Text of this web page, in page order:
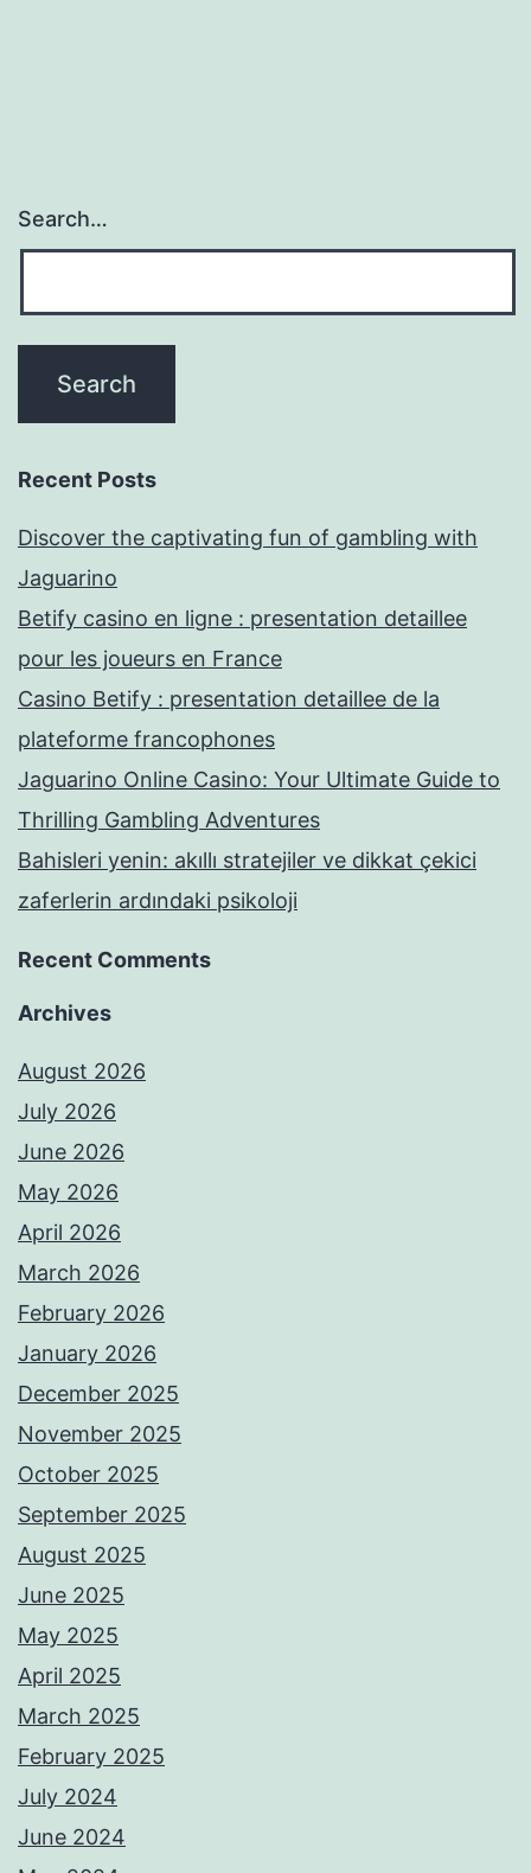
Search…
Recent Posts
Discover the captivating fun of gambling with
Jaguarino
Betify casino en ligne : presentation detaillee
pour les joueurs en France
Casino Betify : presentation detaillee de la
plateforme francophones
Jaguarino Online Casino: Your Ultimate Guide to
Thrilling Gambling Adventures
Bahisleri yenin: akıllı stratejiler ve dikkat çekici
zaferlerin ardındaki psikoloji
Recent Comments
Archives
August 2026
July 2026
June 2026
May 2026
April 2026
March 2026
February 2026
January 2026
December 2025
November 2025
October 2025
September 2025
August 2025
June 2025
May 2025
April 2025
March 2025
February 2025
July 2024
June 2024